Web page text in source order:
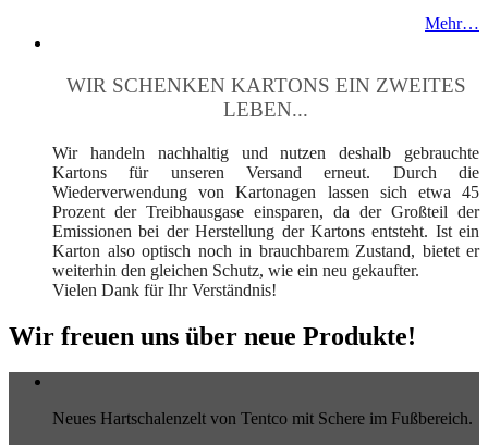
Mehr…
WIR SCHENKEN KARTONS EIN ZWEITES
LEBEN...
Wir handeln nachhaltig und nutzen deshalb gebrauchte
Kartons für unseren Versand erneut. Durch die
Wiederverwendung von Kartonagen lassen sich etwa 45
Prozent der Treibhausgase einsparen, da der Großteil der
Emissionen bei der Herstellung der Kartons entsteht. Ist ein
Karton also optisch noch in brauchbarem Zustand, bietet er
weiterhin den gleichen Schutz, wie ein neu gekaufter.
Vielen Dank für Ihr Verständnis!
Wir freuen uns über neue Produkte!
Neues Hartschalenzelt von Tentco mit Schere im Fußbereich.